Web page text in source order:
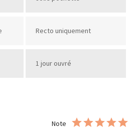
Recto uniquement
1 jour ouvré
Note